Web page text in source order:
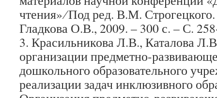
чтения» ∕ Под ред. В.М.
Гладкова О.В., 2009. – 300 с. – С.
3. Красильникова Л.В., Каталова
организации предметно-
дошкольного образовательного
реализации задач инклюзивного